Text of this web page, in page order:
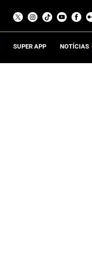
SUPER APP NOTÍCIAS